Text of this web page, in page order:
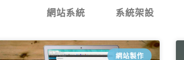
網站系統 系統架設
網站製作